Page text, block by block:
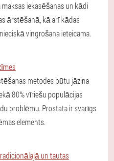
iekasēšanas un kādi
ārstēšanā, kā arī kādas
vingrošana ieteicama.
metodes būtu jāzina
80% vīriešu populācijas
problēmu. Prostata ir svarīgs
elements.
un tautas